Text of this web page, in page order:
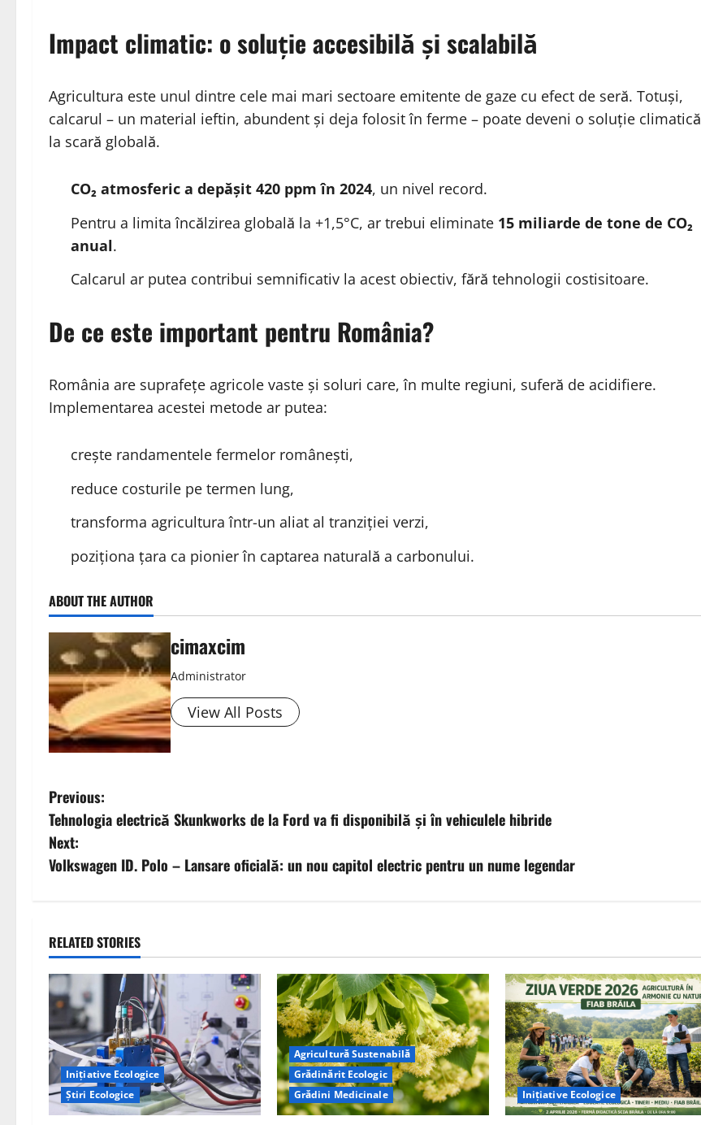
Impact climatic: o soluție accesibilă și scalabilă
Agricultura este unul dintre cele mai mari sectoare emitente de gaze cu efect de seră. Totuși,
calcarul – un material ieftin, abundent și deja folosit în ferme – poate deveni o soluție climatică
la scară globală.
CO₂ atmosferic a depășit 420 ppm în 2024, un nivel record.
Pentru a limita încălzirea globală la +1,5°C, ar trebui eliminate 15 miliarde de tone de CO₂
anual.
Calcarul ar putea contribui semnificativ la acest obiectiv, fără tehnologii costisitoare.
De ce este important pentru România?
România are suprafețe agricole vaste și soluri care, în multe regiuni, suferă de acidifiere.
Implementarea acestei metode ar putea:
crește randamentele fermelor românești,
reduce costurile pe termen lung,
transforma agricultura într-un aliat al tranziției verzi,
poziționa țara ca pionier în captarea naturală a carbonului.
ABOUT THE AUTHOR
cimaxcim
Administrator
View All Posts
P
o
s
n
a
v
i
g
a
Previous:
Tehnologia electrică Skunkworks de la Ford va fi disponibilă și în vehiculele hibride
Next:
Volkswagen ID. Polo – Lansare oficială: un nou capitol electric pentru un nume legendar
RELATED STORIES
Inițiative Ecologice
Știri Ecologice
Agricultură Sustenabilă
Grădinărit Ecologic
Grădini Medicinale
Inițiative Ecologice